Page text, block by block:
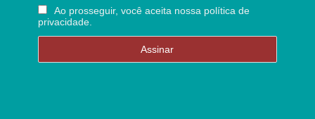
Ao prosseguir, você aceita nossa política de
privacidade.